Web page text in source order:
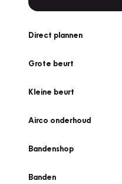
Direct plannen
Grote beurt
Kleine beurt
Airco onderhoud
Bandenshop
Banden